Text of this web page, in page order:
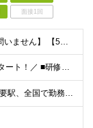
面接1回
【未経験歓迎！学歴・経験は問いません】 【5名以上の積極採用を予定！】 事業拡大中につき、 これからイラストレーターを目指したい方を積極採用中です！ 「イラストを仕事にしてみたい」 「好きなことを
＼研修修了後は月給25万円スタート！／ ■研修修了後 月給25万円＋賞与＋インセンティブ賞与 ※残業代は別途支給 ▽研修期間▽ 【未経験者】 ▶ 月給20万円～ 【固定残業代について】
【47都道府県全国募集】 ・主要駅、全国で勤務可能！ ・どこに住んでいても応募可能！ 【東京本社】 東京都品川区東品川5-9-2 ≪リモート研修♪⾯接も基本的にオンラインで実施します≫ －主要駅